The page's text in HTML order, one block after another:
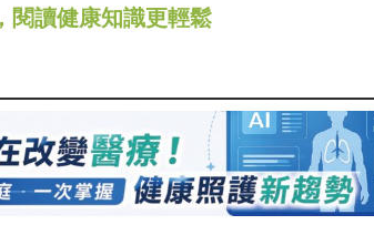
閱讀健康知識更輕鬆